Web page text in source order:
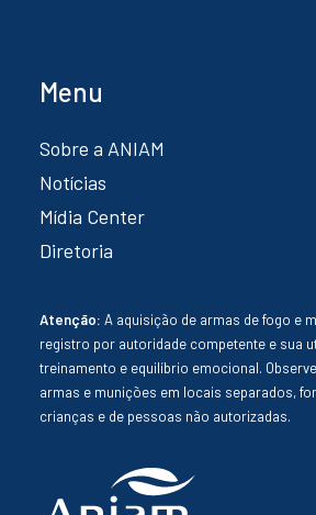
Menu
Sobre a ANIAM
Notícias
Mídia Center
Diretoria
Atenção: A aquisição de armas de fogo e
registro por autoridade competente e sua
treinamento e equilíbrio emocional.
armas e munições em locais separados,
crianças e de pessoas não autorizadas.